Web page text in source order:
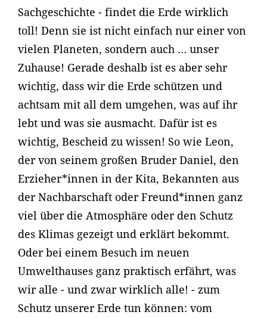
Sachgeschichte - findet die Erde wirklich
toll! Denn sie ist nicht einfach nur einer von
vielen Planeten, sondern auch … unser
Zuhause! Gerade deshalb ist es aber sehr
wichtig, dass wir die Erde schützen und
achtsam mit all dem umgehen, was auf ihr
lebt und was sie ausmacht. Dafür ist es
wichtig, Bescheid zu wissen! So wie Leon,
der von seinem großen Bruder Daniel, den
Erzieher*innen in der Kita, Bekannten aus
der Nachbarschaft oder Freund*innen ganz
viel über die Atmosphäre oder den Schutz
des Klimas gezeigt und erklärt bekommt.
Oder bei einem Besuch im neuen
Umwelthauses ganz praktisch erfährt, was
wir alle - und zwar wirklich alle! - zum
Schutz unserer Erde tun können: vom